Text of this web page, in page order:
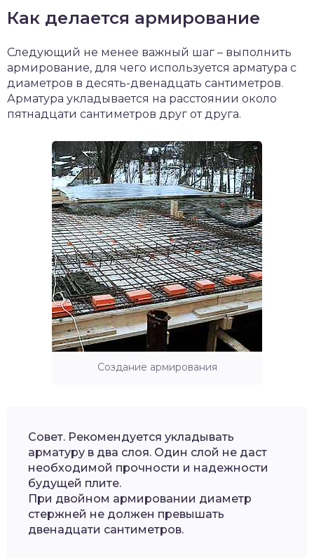
Как делается армирование
Следующий не менее важный шаг – выполнить
армирование, для чего используется арматура с
диаметров в десять-двенадцать сантиметров.
Арматура укладывается на расстоянии около
пятнадцати сантиметров друг от друга.
Создание армирования
Совет. Рекомендуется укладывать
арматуру в два слоя. Один слой не даст
необходимой прочности и надежности
будущей плите.
При двойном армировании диаметр
стержней не должен превышать
двенадцати сантиметров.